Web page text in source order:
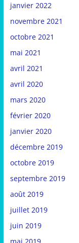
janvier 2022
novembre 2021
octobre 2021
mai 2021
avril 2021
avril 2020
mars 2020
février 2020
janvier 2020
décembre 2019
octobre 2019
septembre 2019
août 2019
juillet 2019
juin 2019